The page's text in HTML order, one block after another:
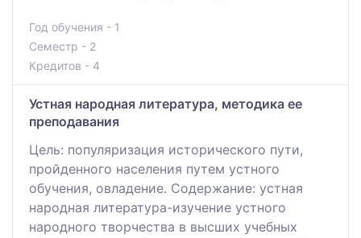
Год обучения - 1
Семестр - 2
Кредитов - 4
Устная народная литература, методика ее
преподавания
Цель: популяризация исторического пути,
пройденного населения путем устного
обучения, овладение. Содержание: устная
народная литература-изучение устного
народного творчества в высших учебных